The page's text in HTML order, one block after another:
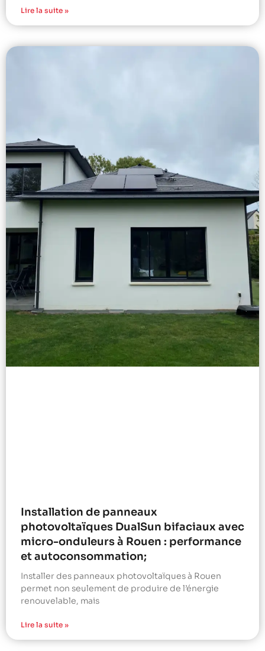
Lire la suite »
Installation de panneaux
photovoltaïques DualSun bifaciaux avec
micro-onduleurs à Rouen : performance
et autoconsommation;
Installer des panneaux photovoltaïques à Rouen
permet non seulement de produire de l’énergie
renouvelable, mais
Lire la suite »